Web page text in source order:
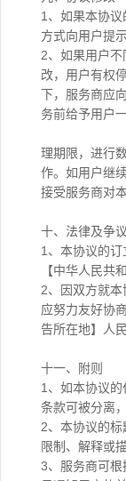
1、如果本协
方式向用户提
2、如果用户
改，用户有权
下，服务商应
务前给予用户
理期限，进行
作。如用户继
接受服务商对
十、法律及争
1、本协议的
【中华人民共
2、因双方就
应努力友好协
告所在地】人
十一、附则
1、如本协议
条款可被分离
2、本协议的标
限制、解释或
3、服务商可